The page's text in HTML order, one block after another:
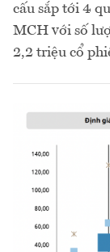
cấu sắp tới 4
MCH với số
2,2 triệu cổ